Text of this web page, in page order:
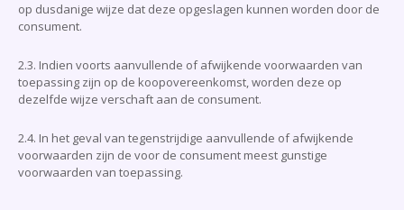
op dusdanige wijze dat deze opgeslagen kunnen worden door de
consument.
2.3. Indien voorts aanvullende of afwijkende voorwaarden van
toepassing zijn op de koopovereenkomst, worden deze op
dezelfde wijze verschaft aan de consument.
2.4. In het geval van tegenstrijdige aanvullende of afwijkende
voorwaarden zijn de voor de consument meest gunstige
voorwaarden van toepassing.